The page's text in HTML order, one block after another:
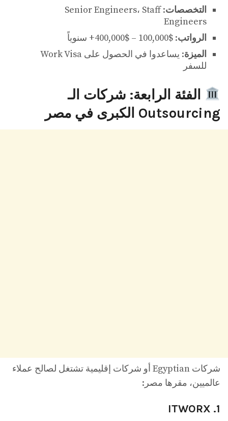
التخصصات : Senior Engineers، Staff
Engineers
الرواتب: $100,000 – $400,000+ سنوياً
الميزة
: يساعدوا في الحصول على Work Visa
للسفر
الفئة الرابعة: شركات الـ
Outsourcing الكبرى في مصر
شركات Egyptian أو شركات إقليمية تشتغل لصالح عملاء
عالميين، مقرها مصر:
1. ITWORX